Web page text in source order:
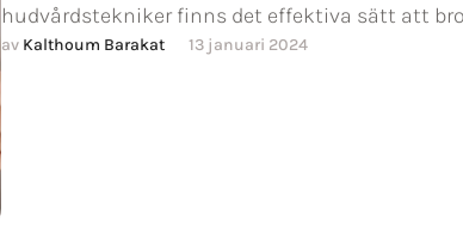
hudvårdstekniker finns det effektiva sätt att
av Kalthoum Barakat 13 januari 2024